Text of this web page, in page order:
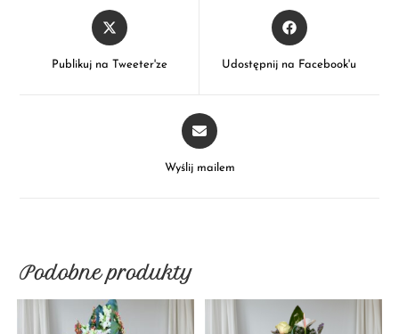
Publikuj na Tweeter'ze Udostępnij na Facebook'u
Wyślij mailem
Podobne produkty